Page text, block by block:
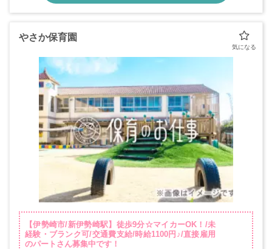
やさか保育園
【伊勢崎市/新伊勢崎駅】徒歩9分☆マイカーOK！/未
経験・ブランク可/交通費支給/時給1100円♪/直接雇用
のパートさん募集中です！